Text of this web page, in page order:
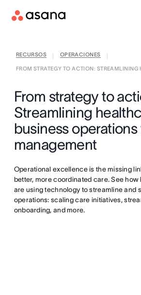
RECURSOS OPERACIONES
FROM STRATEGY TO ACTION: STREAMLINING
From strategy to
Streamlining
business
management
Operational excellence is the missing
better, more coordinated care. See
are using technology to streamline and
operations: scaling care initiatives,
onboarding, and more.